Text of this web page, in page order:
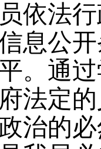
依法
息公
。通
法定
治的